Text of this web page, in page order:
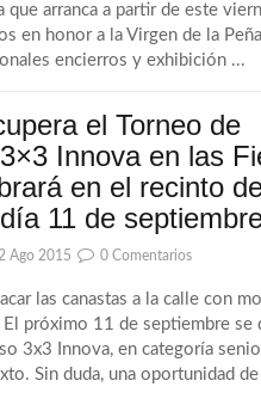
que arranca a partir de este
en honor a la Virgen de la
encierros y exhibición ...
el Torneo de
Innova en las
en el recinto
11 de
Ago 2015 0 Comentarios
las canastas a la calle con
El próximo 11 de septiembre se
3x3 Innova, en categoría
Sin duda, una oportunidad